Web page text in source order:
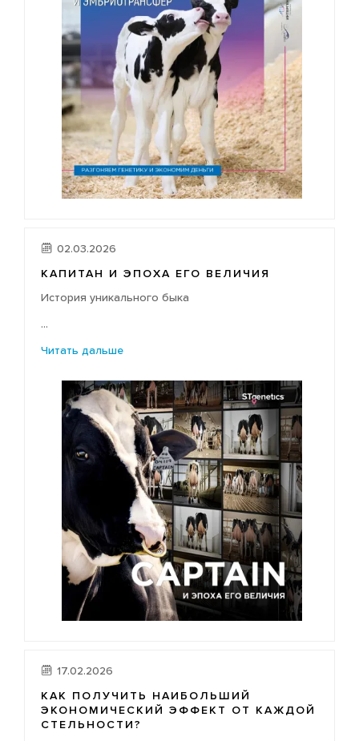
02.03.2026
КАПИТАН И ЭПОХА ЕГО ВЕЛИЧИЯ
История уникального быка
...
Читать дальше
17.02.2026
КАК ПОЛУЧИТЬ НАИБОЛЬШИЙ
ЭКОНОМИЧЕСКИЙ ЭФФЕКТ ОТ КАЖДОЙ
СТЕЛЬНОСТИ?